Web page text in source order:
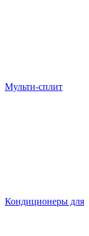
Мульти-сплит
Кондиционеры для